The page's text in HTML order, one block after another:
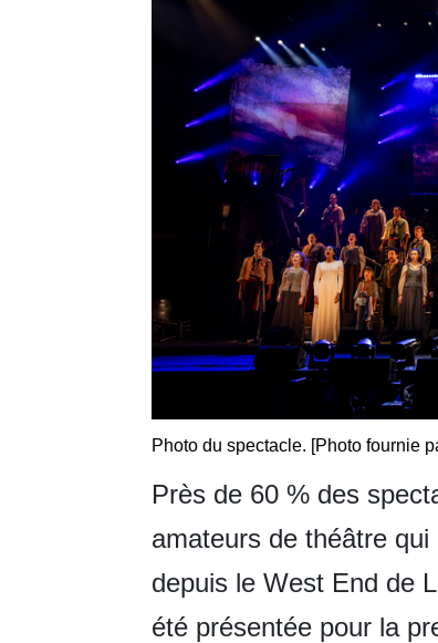
Photo du spectacle. [Photo fournie
Près de 60 % des
amateurs de théâtre
depuis le West End de
été présentée pour la